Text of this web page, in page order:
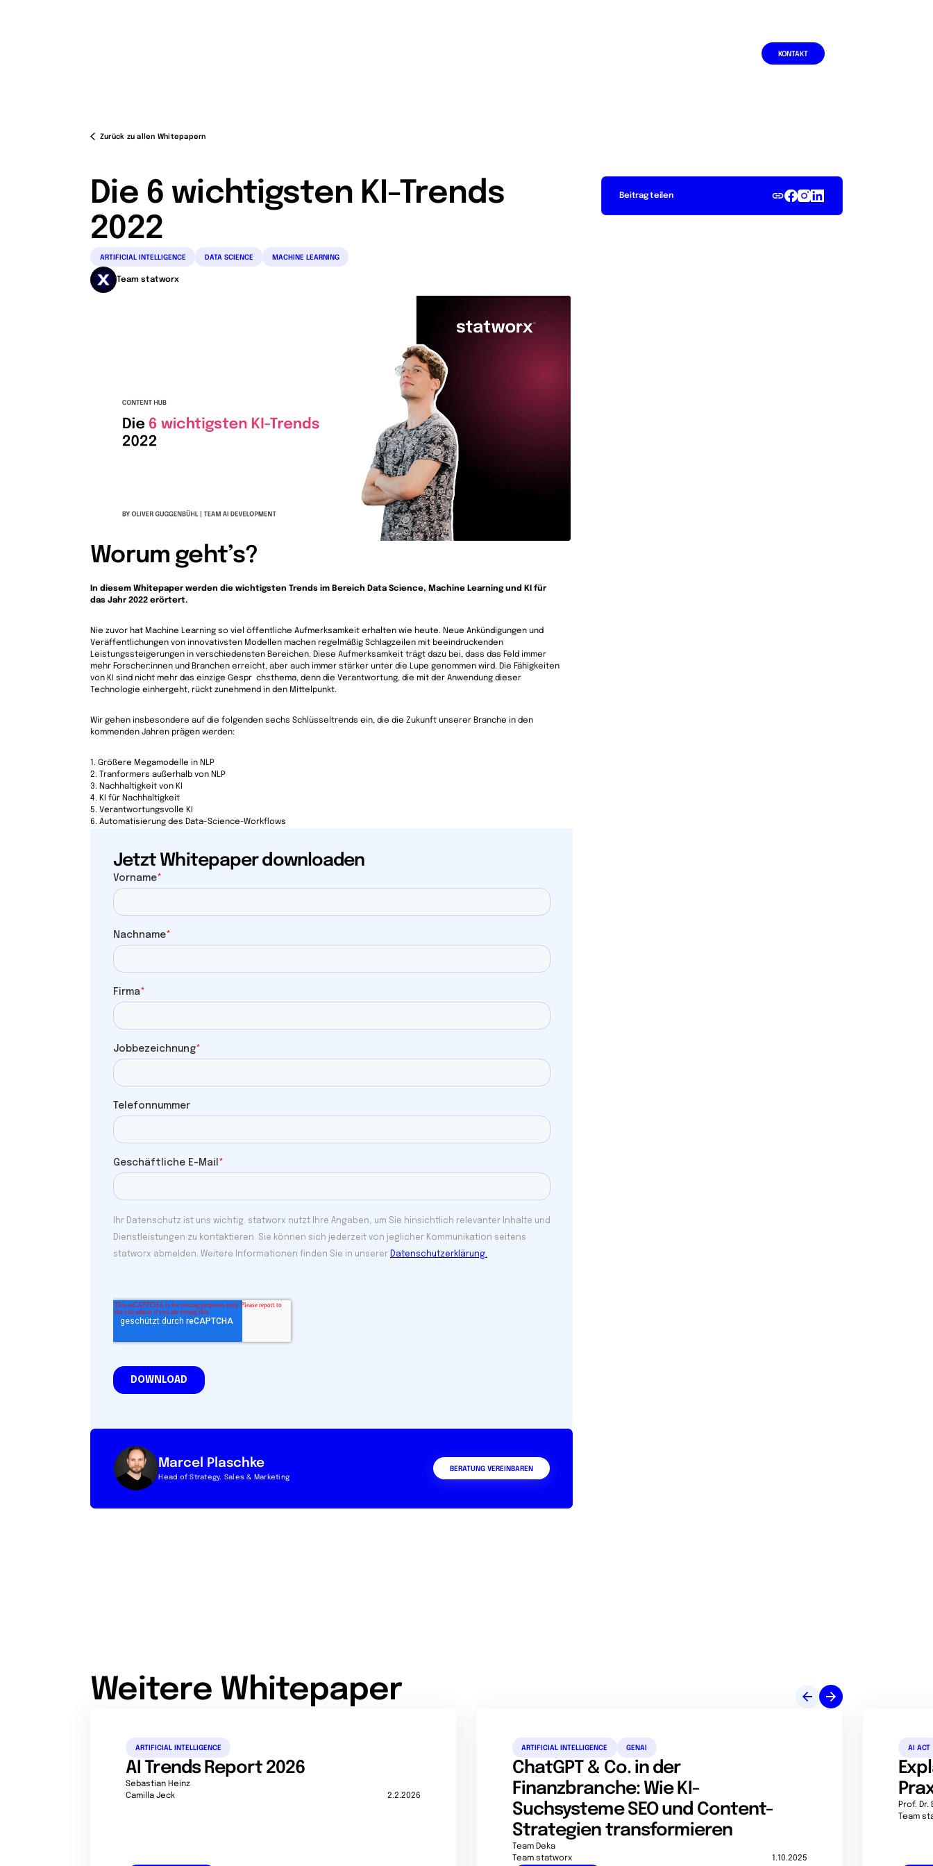
KONTAKT DE
Zurück zu allen Whitepapern
Die 6 wichtigsten KI-Trends
2022
ARTIFICIAL INTELLIGENCE DATA SCIENCE MACHINE LEARNING
Team statworx
Worum geht’s?
In diesem Whitepaper werden die wichtigsten Trends im Bereich Data Science, Machine Learning und KI für
das Jahr 2022 erörtert.
Nie zuvor hat Machine Learning so viel öffentliche Aufmerksamkeit erhalten wie heute. Neue Ankündigungen und
Veräffentlichungen von innovativsten Modellen machen regelmäßig Schlagzeilen mit beeindruckenden
Leistungssteigerungen in verschiedensten Bereichen. Diese Aufmerksamkeit trägt dazu bei, dass das Feld immer
mehr Forscher:innen und Branchen erreicht, aber auch immer stärker unter die Lupe genommen wird. Die Fähigkeiten
von KI sind nicht mehr das einzige Gespr chsthema, denn die Verantwortung, die mit der Anwendung dieser
Technologie einhergeht, rückt zunehmend in den Mittelpunkt.
Wir gehen insbesondere auf die folgenden sechs Schlüsseltrends ein, die die Zukunft unserer Branche in den
kommenden Jahren prägen werden:
1. Größere Megamodelle in NLP
2. Tranformers außerhalb von NLP
3. Nachhaltigkeit von KI
4. KI für Nachhaltigkeit
5. Verantwortungsvolle KI
6. Automatisierung des Data-Science-Workflows
Jetzt Whitepaper downloaden
Marcel Plaschke
Head of Strategy. Sales & Marketing
BERATUNG VEREINBAREN
Beitrag teilen
Weitere Whitepaper
ARTIFICIAL INTELLIGENCE
AI Trends Report 2026
Sebastian Heinz
Camilla Jeck
2.2.2026
ARTIFICIAL INTELLIGENCE GENAI
ChatGPT & Co. in der
Finanzbranche: Wie KI-
Suchsysteme SEO und Content-
Strategien transformieren
Team Deka
Team statworx
1.10.2025
AI ACT
Prof. Dr.
Team